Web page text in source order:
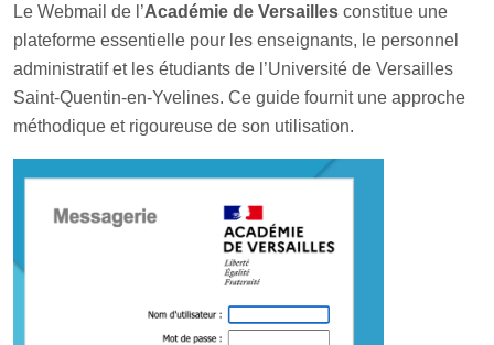
Le Webmail de l’Académie de Versailles constitue une
plateforme essentielle pour les enseignants, le personnel
administratif et les étudiants de l’Université de Versailles
Saint-Quentin-en-Yvelines. Ce guide fournit une approche
méthodique et rigoureuse de son utilisation.